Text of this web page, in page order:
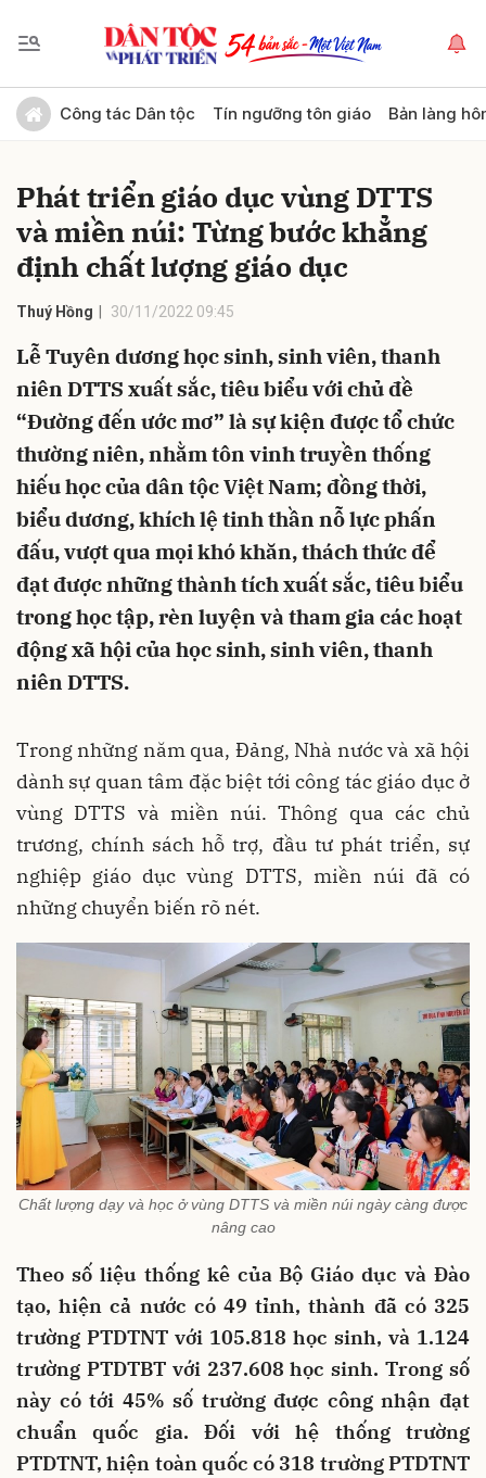
Công tác Dân tộc Tín ngưỡng tôn giáo Bản làng
Phát triển giáo dục vùng DTTS
và miền núi: Từng bước khẳng
định chất lượng giáo dục
Thuý Hồng 30/11/2022 09:45
Lễ Tuyên dương học sinh, sinh viên, thanh
niên DTTS xuất sắc, tiêu biểu với chủ đề
“Đường đến ước mơ” là sự kiện được tổ chức
thường niên, nhằm tôn vinh truyền thống
hiếu học của dân tộc Việt Nam; đồng thời,
biểu dương, khích lệ tinh thần nỗ lực phấn
đấu, vượt qua mọi khó khăn, thách thức để
đạt được những thành tích xuất sắc, tiêu biểu
trong học tập, rèn luyện và tham gia các hoạt
động xã hội của học sinh, sinh viên, thanh
niên DTTS.
Trong những năm qua, Đảng, Nhà nước và xã hội
dành sự quan tâm đặc biệt tới công tác giáo dục ở
vùng DTTS và miền núi. Thông qua các chủ
trương, chính sách hỗ trợ, đầu tư phát triển, sự
nghiệp giáo dục vùng DTTS, miền núi đã có
những chuyển biến rõ nét.
Chất lượng dạy và học ở vùng DTTS và miền núi ngày càng được
nâng cao
Theo số liệu thống kê của Bộ Giáo dục và Đào
tạo, hiện cả nước có 49 tỉnh, thành đã có 325
trường PTDTNT với 105.818 học sinh, và 1.124
trường PTDTBT với 237.608 học sinh. Trong số
này có tới 45% số trường được công nhận đạt
chuẩn quốc gia. Đối với hệ thống trường
PTDTNT, hiện toàn quốc có 318 trường PTDTNT
Gửi bình luận